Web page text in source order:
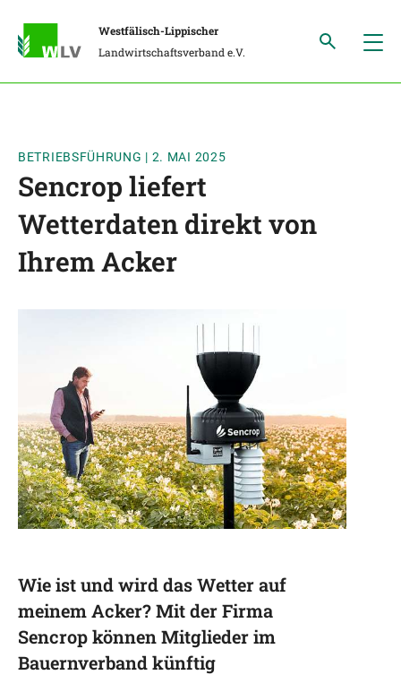
Westfälisch-Lippischer
Landwirtschaftsverband e.V.
BETRIEBSFÜHRUNG | 2. MAI 2025
Sencrop liefert
Wetterdaten direkt von
Ihrem Acker
Wie ist und wird das Wetter auf
meinem Acker? Mit der Firma
Sencrop können Mitglieder im
Bauernverband künftig